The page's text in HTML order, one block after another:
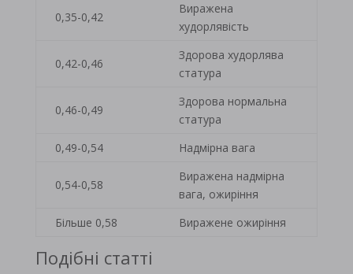
0,35-0,42
Виражена
худорлявість
0,42-0,46
Здорова худорлява
статура
0,46-0,49
Здорова нормальна
статура
0,49-0,54
Надмірна вага
0,54-0,58
Виражена надмірна
вага, ожиріння
Більше 0,58
Виражене ожиріння
Подібні статті